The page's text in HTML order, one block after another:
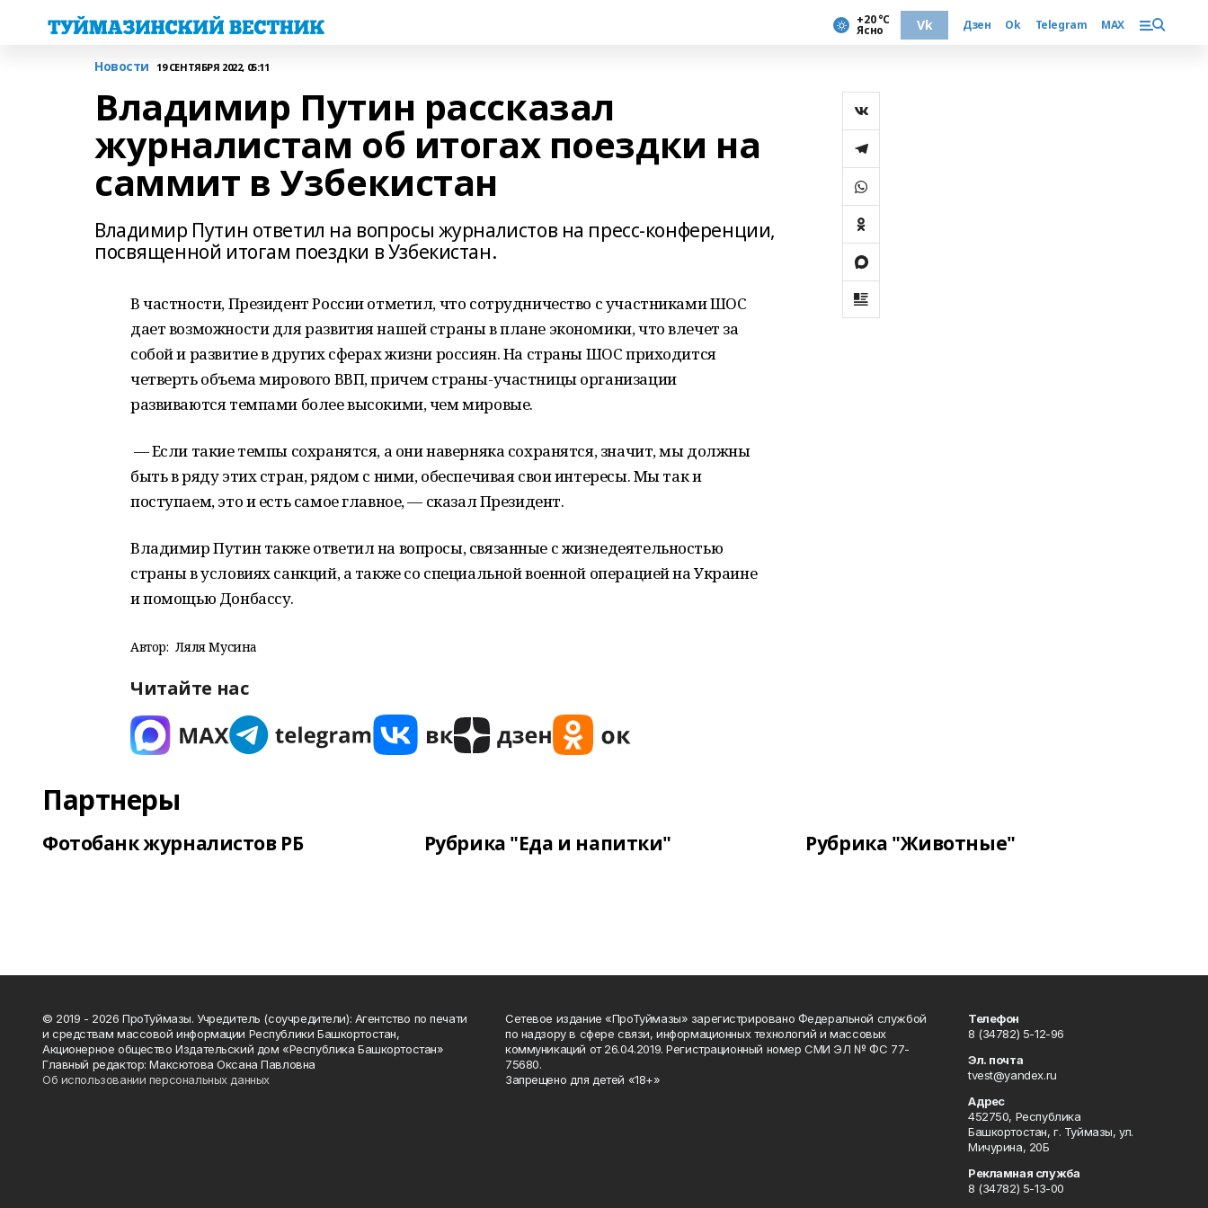
+20 °С
Ясно Vk Дзен Ok Telegram MAX
Новости 19 СЕНТЯБРЯ 2022, 05:11
Владимир Путин рассказал
журналистам об итогах поездки на
саммит в Узбекистан
Владимир Путин ответил на вопросы журналистов на пресс-конференции,
посвященной итогам поездки в Узбекистан.
В частности, Президент России отметил, что сотрудничество с участниками ШОС
дает возможности для развития нашей страны в плане экономики, что влечет за
собой и развитие в других сферах жизни россиян. На страны ШОС приходится
четверть объема мирового ВВП, причем страны-участницы организации
развиваются темпами более высокими, чем мировые.
— Если такие темпы сохранятся, а они наверняка сохранятся, значит, мы должны
быть в ряду этих стран, рядом с ними, обеспечивая свои интересы. Мы так и
поступаем, это и есть самое главное, — сказал Президент.
Владимир Путин также ответил на вопросы, связанные с жизнедеятельностью
страны в условиях санкций, а также со специальной военной операцией на Украине
и помощью Донбассу.
Автор: Ляля Мусина
Читайте нас
Партнеры
Фотобанк журналистов РБ Рубрика "Еда и напитки" Рубрика "Животные"
© 2019 - 2026 ПроТуймазы. Учредитель (соучредители): Агентство по печати
и средствам массовой информации Республики Башкортостан,
Акционерное общество Издательский дом «Республика Башкортостан»
Главный редактор: Максютова Оксана Павловна
Об использовании персональных данных
Сетевое издание «ПроТуймазы» зарегистрировано Федеральной службой
по надзору в сфере связи, информационных технологий и массовых
коммуникаций от 26.04.2019. Регистрационный номер СМИ ЭЛ № ФС 77-
75680.
Запрещено для детей «18+»
Телефон
8 (34782) 5-12-96
Эл. почта
tvest@yandex.ru
Адрес
452750, Республика
Башкортостан, г. Туймазы, ул.
Мичурина, 20Б
Рекламная служба
8 (34782) 5-13-00